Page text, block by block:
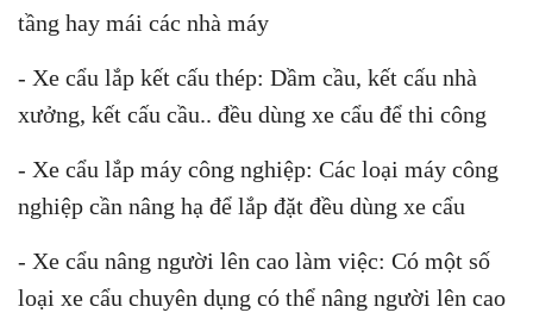
tầng hay mái các nhà máy
- Xe cẩu lắp kết cấu thép: Dầm cầu, kết cấu nhà
xưởng, kết cấu cầu.. đều dùng xe cẩu để thi công
- Xe cẩu lắp máy công nghiệp: Các loại máy công
nghiệp cần nâng hạ để lắp đặt đều dùng xe cẩu
- Xe cẩu nâng người lên cao làm việc: Có một số
loại xe cẩu chuyên dụng có thể nâng người lên cao